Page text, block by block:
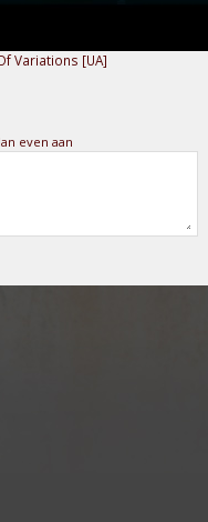
Variations [UA]
even aan